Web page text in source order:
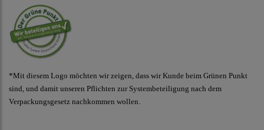
*Mit diesem Logo möchten wir zeigen, dass wir Kunde beim Grünen Punkt
sind, und damit unseren Pflichten zur Systembeteiligung nach dem
Verpackungsgesetz nachkommen wollen.